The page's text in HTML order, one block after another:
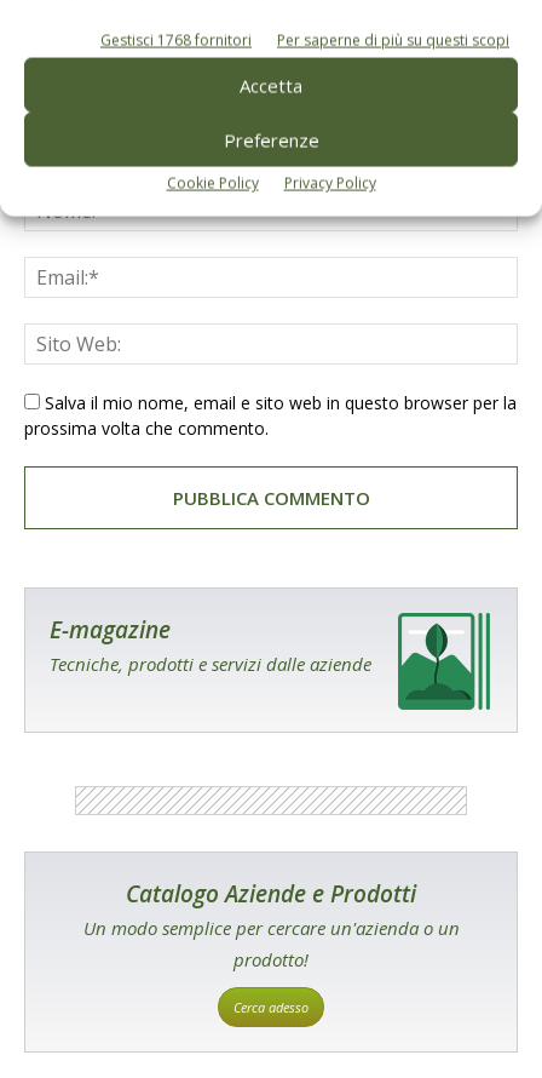
Gestisci 1768 fornitori Per saperne di più su questi scopi
Accetta
Preferenze
Cookie Policy Privacy Policy
Salva il mio nome, email e sito web in questo browser per la
prossima volta che commento.
E-magazine
Tecniche, prodotti e servizi dalle aziende
Catalogo Aziende e Prodotti
Un modo semplice per cercare un'azienda o un
prodotto!
Cerca adesso